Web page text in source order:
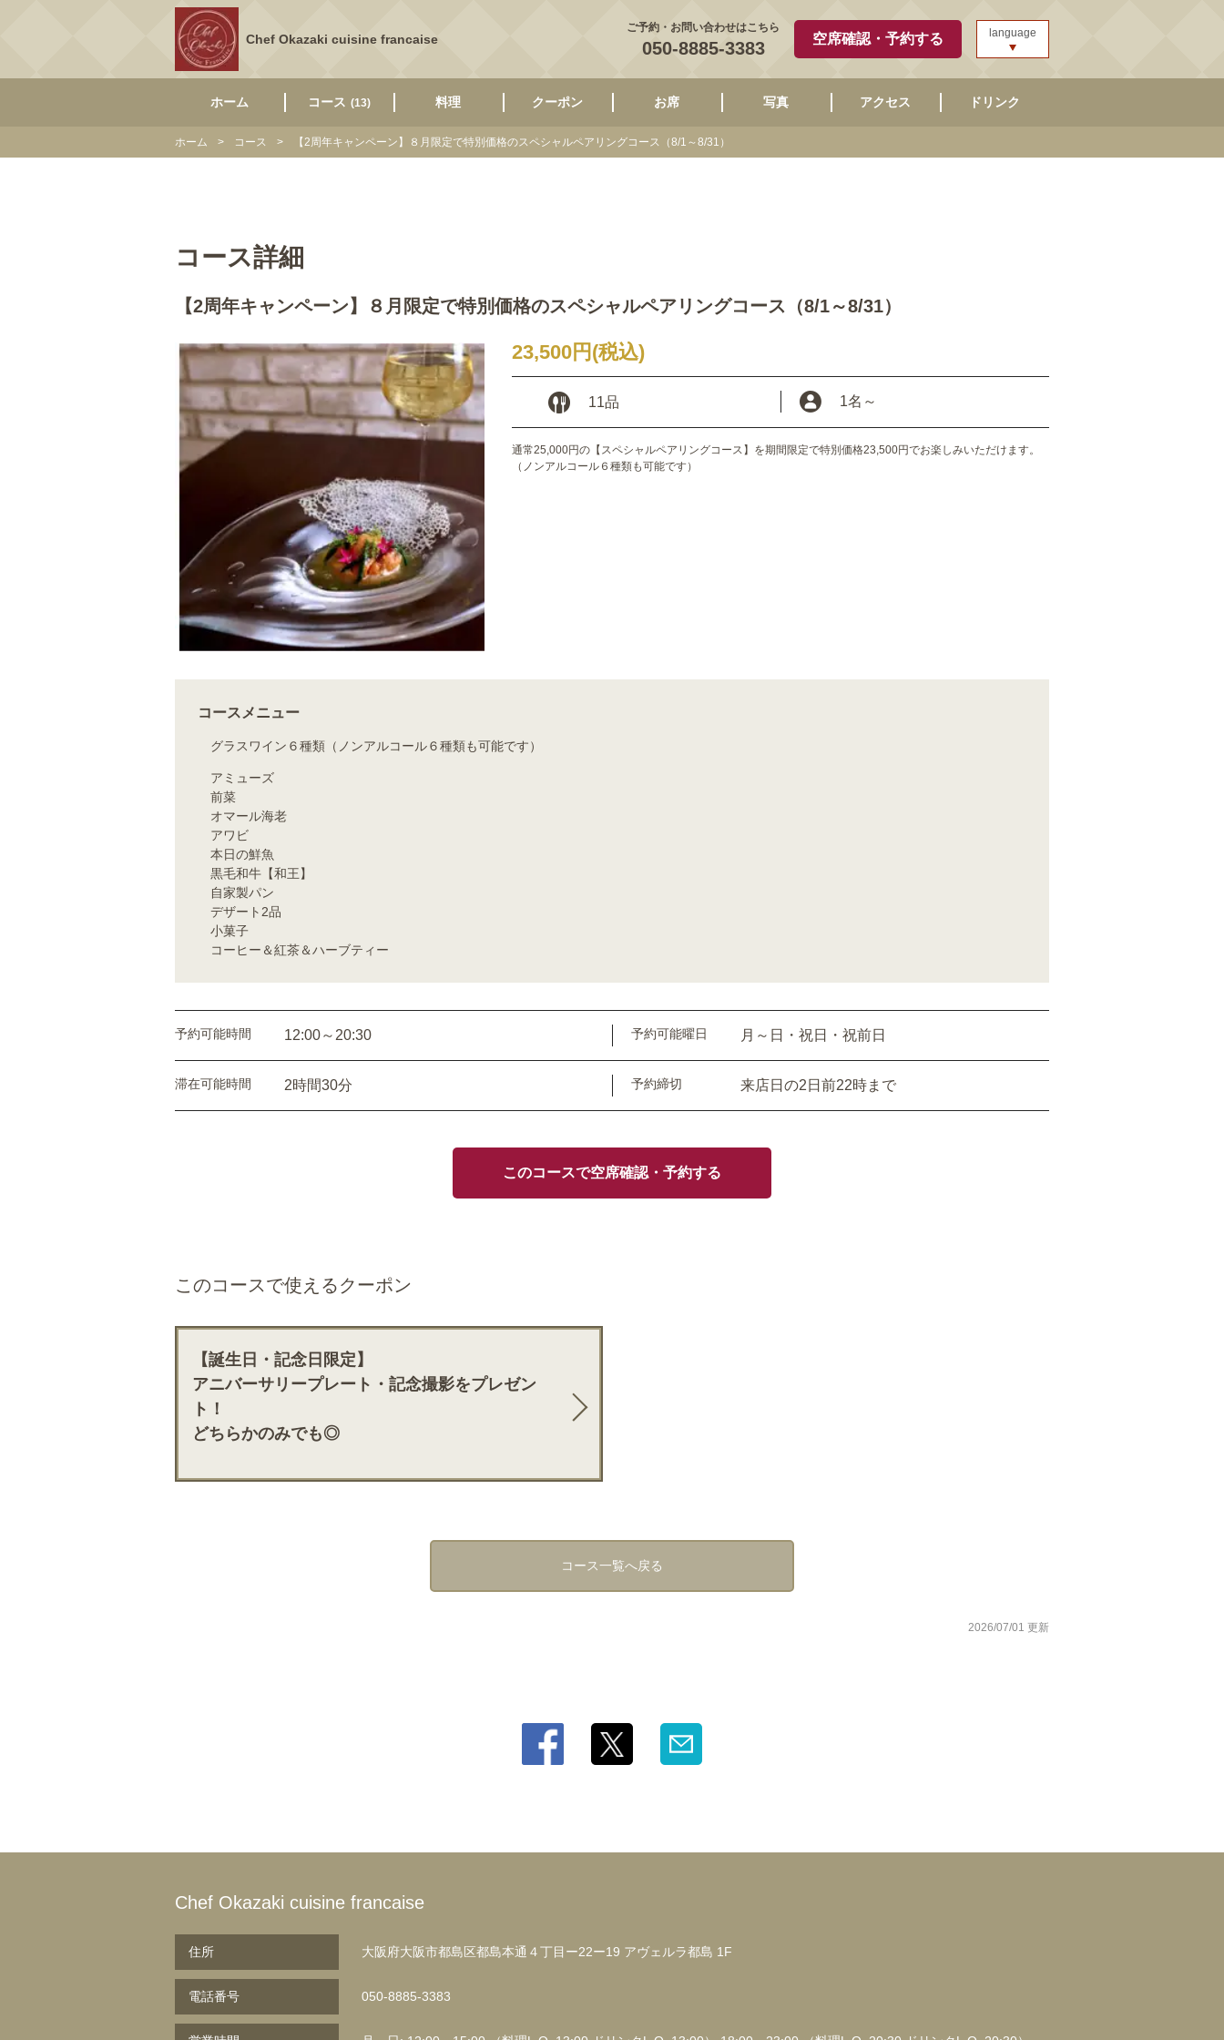
Chef Okazaki cuisine francaise
ご予約・お問い合わせはこちら
050-8885-3383 空席確認・予約する language
ホーム コース (13) 料理 クーポン お席 写真 アクセス ドリンク
ホーム コース 【2周年キャンペーン】８月限定で特別価格のスペシャルペアリングコース（8/1～8/31）
コース詳細
【2周年キャンペーン】８月限定で特別価格のスペシャルペアリングコース（8/1～8/31）
23,500円 (税込)
11品 1名 ～
通常25,000円の【スペシャルペアリングコース】を期間限定で特別価格23,500円でお楽しみいただけます。
（ノンアルコール６種類も可能です）
コースメニュー
グラスワイン６種類（ノンアルコール６種類も可能です）
アミューズ
前菜
オマール海老
アワビ
本日の鮮魚
黒毛和牛【和王】
自家製パン
デザート2品
小菓子
コーヒー＆紅茶＆ハーブティー
予約可能時間 12:00～20:30 予約可能曜日 月～日・祝日・祝前日
滞在可能時間 2時間30分 予約締切 来店日の2日前22時まで
このコースで空席確認・予約する
このコースで使えるクーポン
【誕生日・記念日限定】
アニバーサリープレート・記念撮影をプレゼン
ト！
どちらかのみでも◎
コース一覧へ戻る
2026/07/01 更新
Chef Okazaki cuisine francaise
住所 大阪府大阪市都島区都島本通４丁目ー22ー19 アヴェルラ都島 1F
電話番号 050-8885-3383